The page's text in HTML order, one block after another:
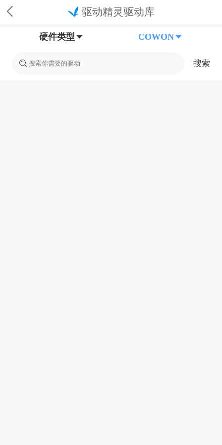
驱动精灵驱动库
硬件类型 COWON
搜索